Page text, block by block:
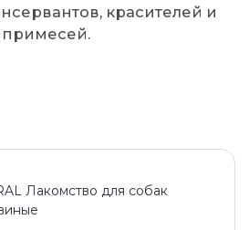
красителей и
примесей.
Лакомство для собак